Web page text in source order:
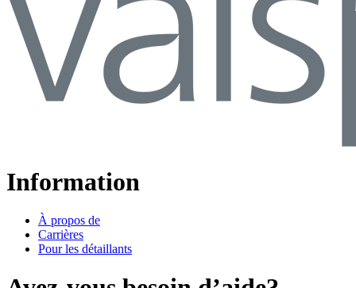
Information
À propos de
Carrières
Pour les détaillants